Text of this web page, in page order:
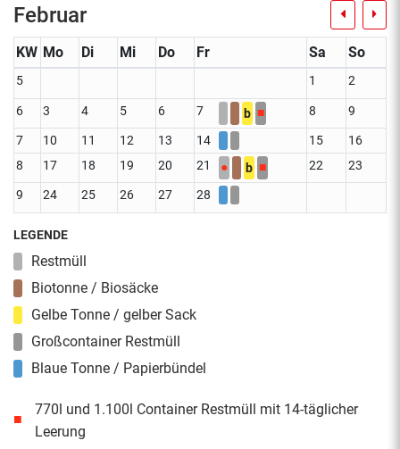
Februar
KW Mo Di Mi Do Fr Sa So
5 1 2
6 3 4 5 6 7 b ■ 8 9
7 10 11 12 13 14 15
16
8
17 18 19 20 21 ● b ■ 22 23
9 24 25 26 27 28
LEGENDE
Restmüll
Biotonne / Biosäcke
Gelbe Tonne / gelber Sack
Großcontainer Restmüll
Blaue Tonne / Papierbündel
■
770l und 1.100l Container Restmüll mit 14-täglicher
Leerung